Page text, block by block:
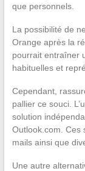
que personnels.
La possibilité de
Orange après la
pourrait entraîner
habituelles et
Cependant,
pallier ce souci.
solution
Outlook.com. Ces
mails ainsi que
Une autre